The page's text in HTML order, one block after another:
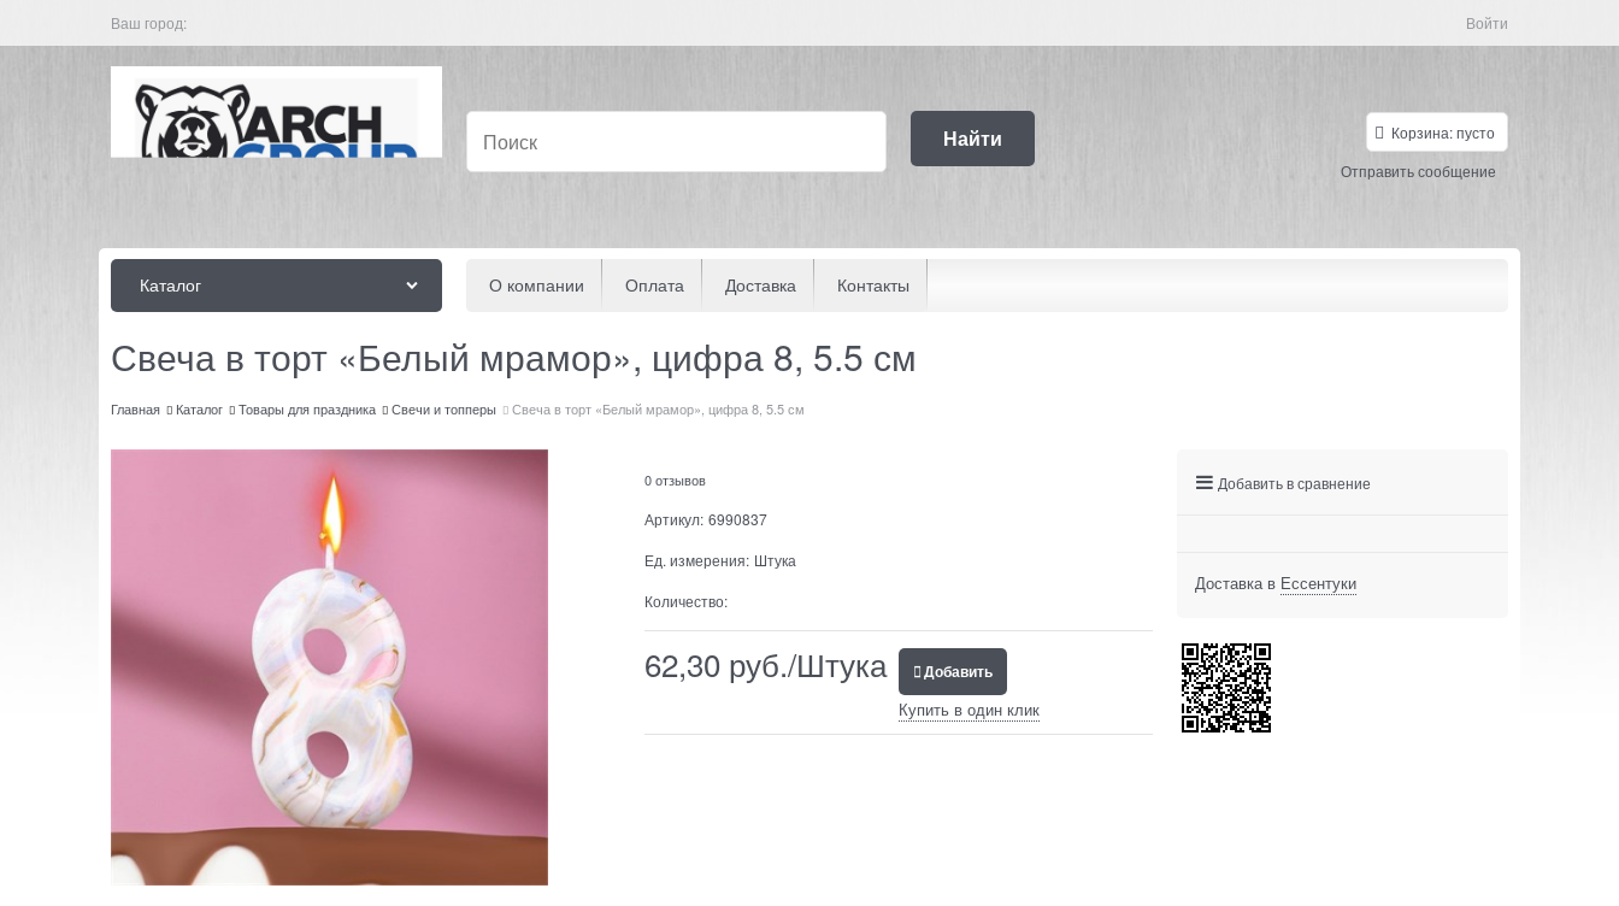
Ваш город: Войти
Найти Корзина:пусто
Отправить сообщение
Каталог О компании Оплата Доставка Контакты
Свеча в торт «Белый мрамор», цифра 8, 5.5 см
Главная Каталог Товары для праздника Свечи и топперы Свеча в торт «Белый мрамор», цифра 8, 5.5 см
0 отзывов
Артикул: 6990837
Ед. измерения: Штука
Количество:
62,30 руб./Штука Добавить
Купить в один клик
Добавить в сравнение
Доставка в Ессентуки